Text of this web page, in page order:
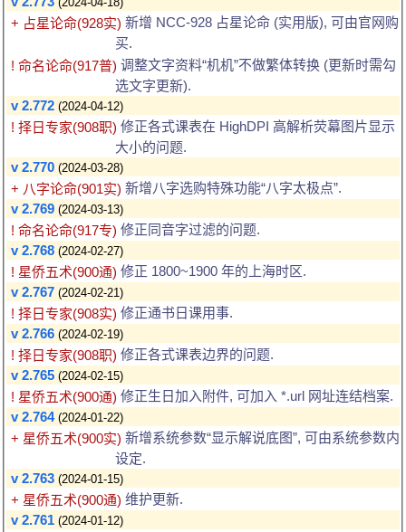
+ 占星论命(928实) 新增 NCC-928 占星论命 (实用版), 可由官网购
买.
! 命名论命(917普) 调整文字资料“机机”不做繁体转换 (更新时需勾
选文字更新).
v 2.772 (2024-04-12)
! 择日专家(908职) 修正各式课表在 HighDPI 高解析荧幕图片显示
大小的问题.
v 2.770 (2024-03-28)
+ 八字论命(901实) 新增八字选购特殊功能“八字太极点”.
v 2.769 (2024-03-13)
! 命名论命(917专) 修正同音字过滤的问题.
v 2.768 (2024-02-27)
! 星侨五术(900通) 修正 1800~1900 年的上海时区.
v 2.767 (2024-02-21)
! 择日专家(908实) 修正通书日课用事.
v 2.766 (2024-02-19)
! 择日专家(908职) 修正各式课表边界的问题.
v 2.765 (2024-02-15)
! 星侨五术(900通) 修正生日加入附件, 可加入 *.url 网址连结档案.
v 2.764 (2024-01-22)
+ 星侨五术(900实) 新增系统参数“显示解说底图”, 可由系统参数内
设定.
v 2.763 (2024-01-15)
+ 星侨五术(900通) 维护更新.
v 2.761 (2024-01-12)